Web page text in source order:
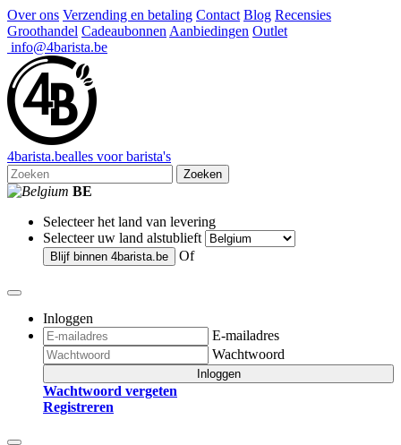
Over ons Verzending en betaling Contact Blog Recensies
Groothandel Cadeaubonnen Aanbiedingen Outlet
info@4barista.be
4barista.bealles voor barista's
Zoeken
BE
Selecteer het land van levering
Selecteer uw land alstublieft
Blijf binnen 4barista.be Of
Inloggen
E-mailadres
Wachtwoord
Inloggen
Wachtwoord vergeten
Registreren